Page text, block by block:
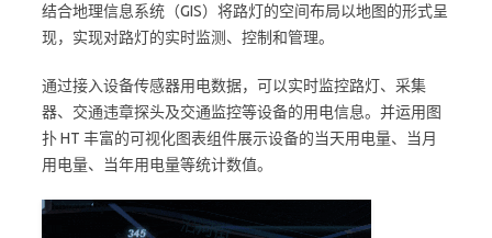
结合地理信息系统（GIS）将路灯的空间布局以地图的形式呈
现，实现对路灯的实时监测、控制和管理。
通过接入设备传感器用电数据，可以实时监控路灯、采集
器、交通违章探头及交通监控等设备的用电信息。并运用图
扑 HT 丰富的可视化图表组件展示设备的当天用电量、当月
用电量、当年用电量等统计数值。